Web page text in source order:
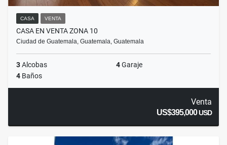
CASA VENTA
CASA EN VENTA ZONA 10
Ciudad de Guatemala, Guatemala, Guatemala
3Alcobas 4Garaje
4 Baños
Venta
US$395,000USD